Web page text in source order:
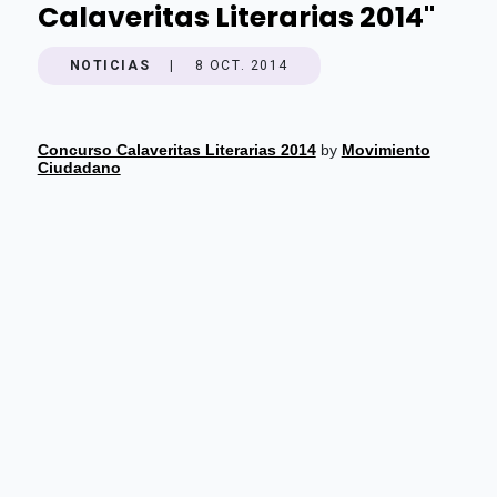
Calaveritas Literarias 2014"
NOTICIAS 8 OCT. 2014
Concurso Calaveritas Literarias 2014by Movimiento
Ciudadano